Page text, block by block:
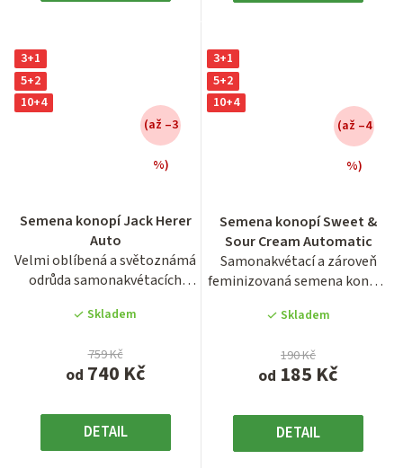
3+1
5+2
10+4
Semena konopí Jack Herer
Auto
Velmi oblíbená a světoznámá
odrůda samonakvétacích
Skladem
od 740 Kč
759 Kč
(až –3
%)
DETAIL
produktu
je
3,3
z
hvězdiček.
3+1
5+2
10+4
Semena konopí Sweet &
Sour Cream Automatic
Samonakvétací a zároveň
feminizovaná semena konopí
Skladem
od 185 Kč
190 Kč
(až –4
%)
DETAIL